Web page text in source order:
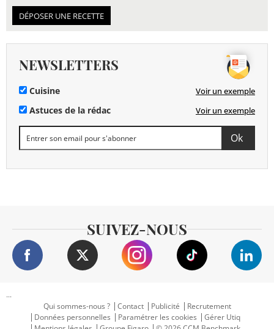
DÉPOSER UNE RECETTE
NEWSLETTERS
Cuisine Voir un exemple
Astuces de la rédac Voir un exemple
SUIVEZ-NOUS
...
Qui sommes-nous ?
Contact Publicité
Recrutement
Données personnelles
Paramétrer les cookies
Gérer Utiq